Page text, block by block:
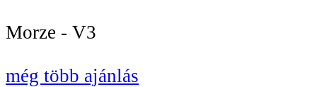
Morze - V3
még több ajánlás